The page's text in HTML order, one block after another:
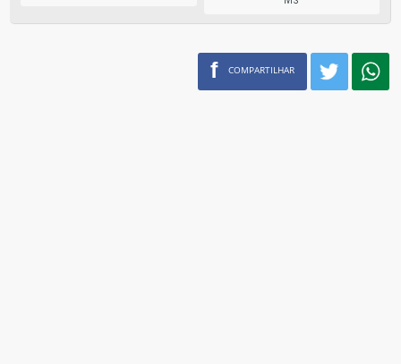
f COMPARTILHAR